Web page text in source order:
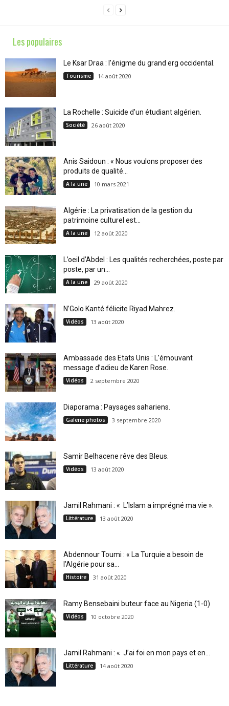
Les populaires
Le Ksar Draa : l’énigme du grand erg occidental.
Tourisme 14 août 2020
La Rochelle : Suicide d’un étudiant algérien.
Société 26 août 2020
Anis Saidoun : « Nous voulons proposer des
produits de qualité...
A la une 10 mars 2021
Algérie : La privatisation de la gestion du
patrimoine culturel est...
A la une 12 août 2020
L’oeil d’Abdel : Les qualités recherchées, poste par
poste, par un...
A la une 29 août 2020
N’Golo Kanté félicite Riyad Mahrez.
Vidéos 13 août 2020
Ambassade des Etats Unis : L’émouvant
message d’adieu de Karen Rose.
Vidéos 2 septembre 2020
Diaporama : Paysages sahariens.
Galerie photos 3 septembre 2020
Samir Belhacene rêve des Bleus.
Vidéos 13 août 2020
Jamil Rahmani : « L’Islam a imprégné ma vie ».
Littérature 13 août 2020
Abdennour Toumi : « La Turquie a besoin de
l’Algérie pour sa...
Histoire 31 août 2020
Ramy Bensebaini buteur face au Nigeria (1-0)
Vidéos 10 octobre 2020
Jamil Rahmani : « J’ai foi en mon pays et en...
Littérature 14 août 2020